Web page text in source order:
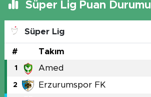
Süper Lig Puan Durumu
Süper Lig
# Takım
1 Amed
2 Erzurumspor FK